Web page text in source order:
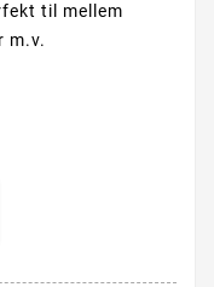
til mellem
m.v.